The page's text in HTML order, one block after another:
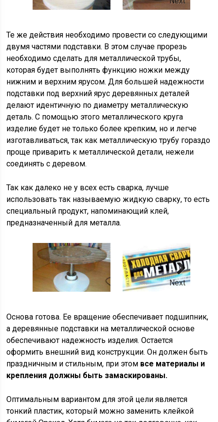
Те же действия необходимо провести со следующими
двумя частями подставки. В этом случае прорезь
необходимо сделать для металлической трубы,
которая будет выполнять функцию ножки между
нижним и верхним ярусом. Для большей надежности
подставки под верхний ярус деревянных деталей
делают идентичную по диаметру металлическую
деталь. С помощью этого металлического круга
изделие будет не только более крепким, но и легче
изготавливаться, так как металлическую трубу гораздо
проще приварить к металлической детали, нежели
соединять с деревом.
Так как далеко не у всех есть сварка, лучше
использовать так называемую жидкую сварку, то есть
специальный продукт, напоминающий клей,
предназначенный для металла.
Next
Основа готова. Ее вращение обеспечивает подшипник,
а деревянные подставки на металлической основе
обеспечивают надежность изделия. Остается
оформить внешний вид конструкции. Он должен быть
праздничным и стильным, при этом все материалы и
крепления должны быть замаскированы.
Оптимальным вариантом для этой цели является
тонкий пластик, который можно заменить клейкой